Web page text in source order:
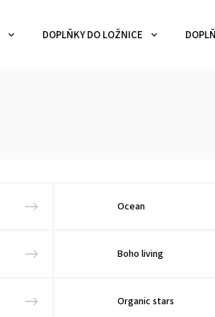
DOPLŇKY DO LOŽNICE
Ocean
Boho living
Organic stars